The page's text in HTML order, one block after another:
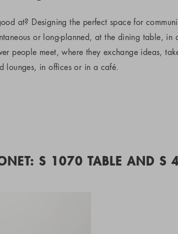
at? Designing the perfect space for
or long-planned, at the dining table, in
people meet, where they exchange ideas,
lounges, in offices or in a café.
S 1070 TABLE AND S